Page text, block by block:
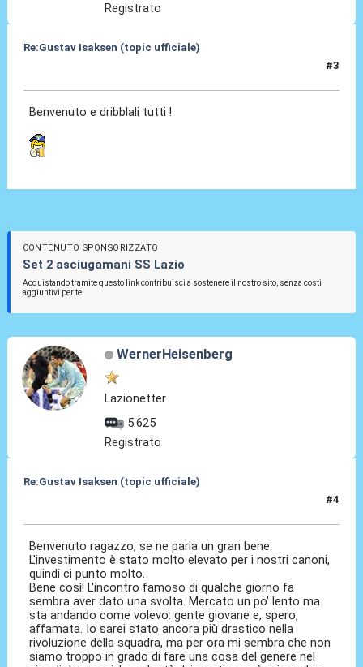
Registrato
Re:Gustav Isaksen (topic ufficiale)
#3
Benvenuto e dribblali tutti !
CONTENUTO SPONSORIZZATO
Set 2 asciugamani SS Lazio
Acquistando tramite questo link contribuisci a sostenere il nostro sito, senza costi
aggiuntivi per te.
WernerHeisenberg
Lazionetter
5.625
Registrato
Re:Gustav Isaksen (topic ufficiale)
#4
Benvenuto ragazzo, se ne parla un gran bene.
L'investimento è stato molto elevato per i nostri canoni,
quindi ci punto molto.
Bene così! L'incontro famoso di qualche giorno fa
sembra aver dato una svolta. Mercato un po' lento ma
sta andando come volevo: gente giovane e, spero,
affamata. Io sarei stato ancora più drastico nella
rivoluzione della squadra, ma per ora mi sembra che non
siamo troppo in grado di fare una cosa del genere nel